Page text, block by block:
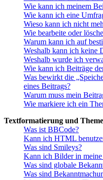
Wie kann ich meinem
Wie kann ich eine
Wieso kann ich nicht
Wie bearbeite oder
Warum kann ich auf
Weshalb kann ich keine
Weshalb wurde ich
Wie kann ich Beiträge
Was bewirkt die
eines Beitrags?
Warum muss mein
Wie markiere ich ein
Textformatierung und
Was ist BBCode?
Kann ich HTML
Was sind Smileys?
Kann ich Bilder in
Was sind globale
Was sind